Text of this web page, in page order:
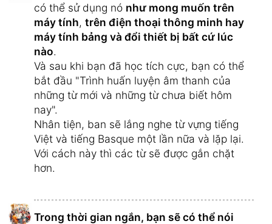
có thể sử dụng nó như mong muốn trên
máy tính, trên điện thoại thông minh hay
máy tính bảng và đổi thiết bị bất cứ lúc
nào.
Và sau khi bạn đã học tích cực, bạn có thể
bắt đầu "Trình huấn luyện âm thanh của
những từ mới và những từ chưa biết hôm
nay".
Nhân tiện, ban sẽ lắng nghe từ vựng tiếng
Việt và tiếng Basque một lần nữa và lặp lại.
Với cách này thì các từ sẽ được gắn chặt
hơn.
Trong thời gian ngắn, bạn sẽ có thể nói